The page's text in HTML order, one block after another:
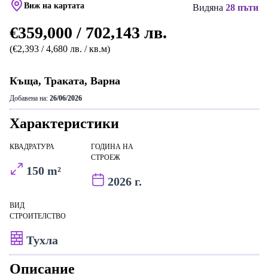
Виж на картата Видяна 28 пъти
€359,000 / 702,143 лв.
(€2,393 / 4,680 лв. / кв.м)
Къща, Траката, Варна
Добавена на: 26/06/2026
Характеристики
КВАДРАТУРА
150 m²
ГОДИНА НА
СТРОЕЖ
2026 г.
ВИД
СТРОИТЕЛСТВО
Тухла
Описание